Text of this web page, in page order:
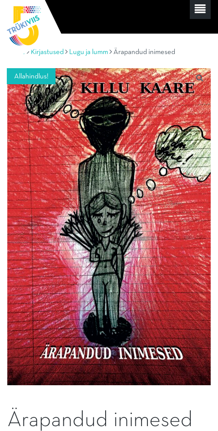
Kirjastused Lugu ja lumm Ärapandud inimesed
Allahindlus!
Ärapandud inimesed